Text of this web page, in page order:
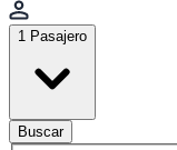
1 Pasajero
Buscar